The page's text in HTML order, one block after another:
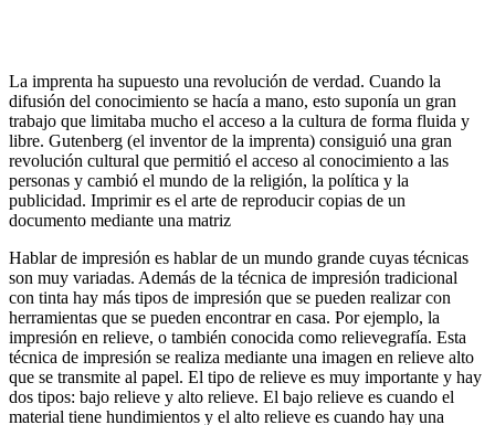
La imprenta ha supuesto una revolución de verdad. Cuando la
difusión del conocimiento se hacía a mano, esto suponía un gran
trabajo que limitaba mucho el acceso a la cultura de forma fluida y
libre. Gutenberg (el inventor de la imprenta) consiguió una gran
revolución cultural que permitió el acceso al conocimiento a las
personas y cambió el mundo de la religión, la política y la
publicidad. Imprimir es el arte de reproducir copias de un
documento mediante una matriz
Hablar de impresión es hablar de un mundo grande cuyas técnicas
son muy variadas. Además de la técnica de impresión tradicional
con tinta hay más tipos de impresión que se pueden realizar con
herramientas que se pueden encontrar en casa. Por ejemplo, la
impresión en relieve, o también conocida como relievegrafía. Esta
técnica de impresión se realiza mediante una imagen en relieve alto
que se transmite al papel. El tipo de relieve es muy importante y hay
dos tipos: bajo relieve y alto relieve. El bajo relieve es cuando el
material tiene hundimientos y el alto relieve es cuando hay una